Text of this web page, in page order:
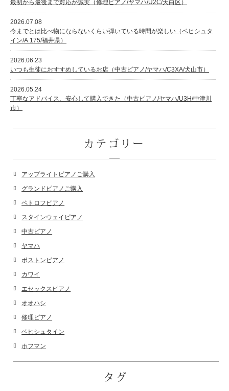
最初から最後まで対応が誠実（修理ピアノ/ヤマハ/U2C/天白区）
2026.07.08
今までとは比べ物にならないくらい弾いている時間が楽しい（ベヒシュタ
イン/A.175/福井県）
2026.06.23
いつも生徒におすすめしているお店（中古ピアノ/ヤマハ/C3XA/犬山市）
2026.05.24
丁寧なアドバイス、安心して購入できた（中古ピアノ/ヤマハ/U3H/中津川
市）
カテゴリー
アップライトピアノご購入
グランドピアノご購入
ペトロフピアノ
スタインウェイピアノ
中古ピアノ
ヤマハ
ボストンピアノ
カワイ
エセックスピアノ
オオハシ
修理ピアノ
ベヒシュタイン
ホフマン
タグ